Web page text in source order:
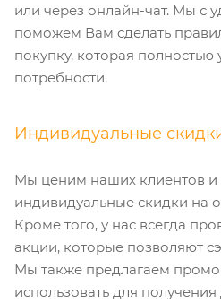
или через онлайн-чат. Мы с
поможем Вам сделать
покупку, которая
потребности.
Индивидуальные
Мы ценим наших клиентов и
индивидуальные скидки на
Кроме того, у нас всегда
акции, которые позволяют
Мы также предлагаем
использовать для